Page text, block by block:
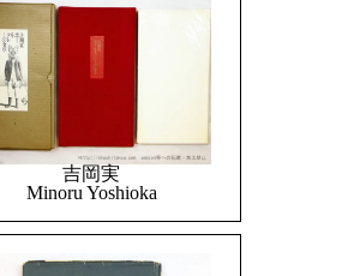
吉岡実
Minoru Yoshioka